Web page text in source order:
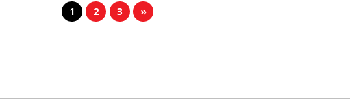
1 2 3 »